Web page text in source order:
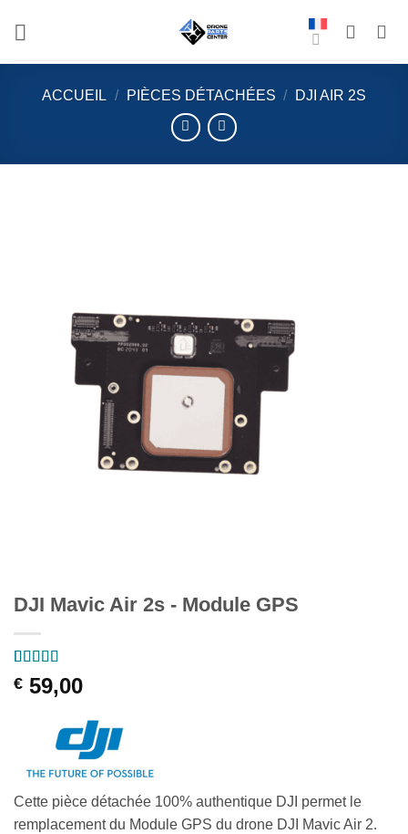
ACCUEIL / PIÈCES DÉTACHÉES / DJI AIR 2S
DJI Mavic Air 2s - Module GPS
Noté5 sur 5
basé sur
1
€ 59,00
Cette pièce détachée 100% authentique DJI permet le
remplacement du Module GPS du drone DJI Mavic Air 2.